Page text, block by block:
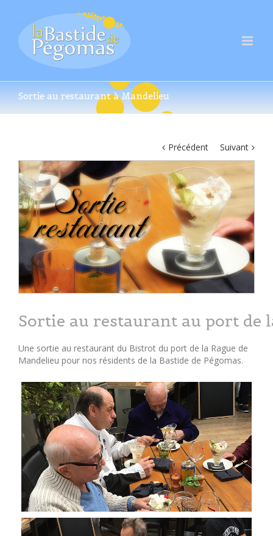
Sortie au restaurant à Mandelieu
Précédent Suivant
Sortie au restaurant au port de
Une sortie au restaurant du Bistrot du port de la Rague de
Mandelieu pour nos résidents de la Bastide de Pégomas.